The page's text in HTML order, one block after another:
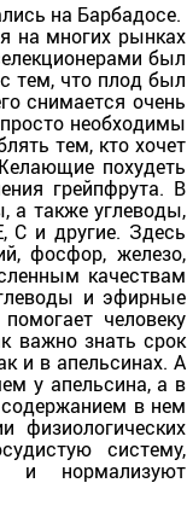
на Барбадосе.
на многих рынках
был
тем, что плод был
снимается очень
необходимы
тем, кто хочет
похудеть
грейпфрута. В
а также углеводы,
С и другие. Здесь
фосфор, железо,
качествам
и эфирные
человеку
важно знать срок
и в апельсинах. А
у апельсина, а в
в нем
физиологических
систему,
и нормализуют